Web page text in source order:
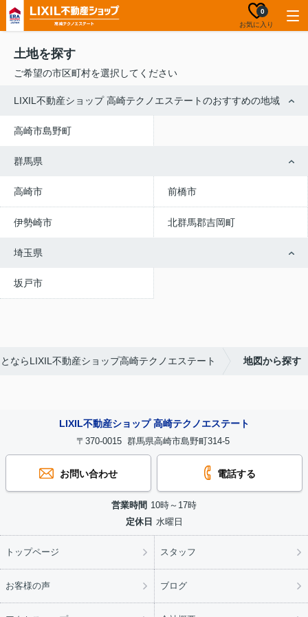
お気に入り
0
土地を探す
ご希望の市区町村を選択してください
LIXIL不動産ショップ 高崎テクノエステートのおすすめの地域
高崎市島野町
群馬県
高崎市 前橋市
伊勢崎市 北群馬郡吉岡町
埼玉県
坂戸市
ならLIXIL不動産ショップ高崎テクノエステート 地図から探す
LIXIL不動産ショップ 高崎テクノエステート
〒370-0015 群馬県高崎市島野町314-5
お問い合わせ 電話する
営業時間 10時～17時
定休日 水曜日
トップページ スタッフ
お客様の声 ブログ